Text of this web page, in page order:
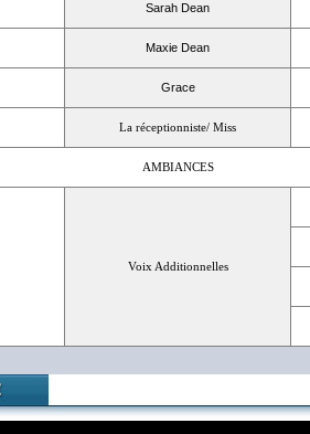
Sarah Dean
Maxie Dean
Grace
La réceptionniste/ Miss
AMBIANCES
Voix Additionnelles